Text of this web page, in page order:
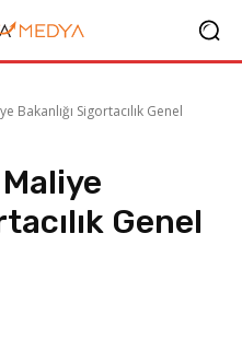
Bakanlığı Sigortacılık Genel
Genel